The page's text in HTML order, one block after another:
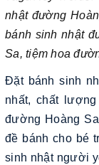
nhật đường
bánh sinh nhật
Sa, tiệm hoa
Đặt bánh sinh
nhất, chất
đường Hoàng
đề bánh cho bé
sinh nhật người